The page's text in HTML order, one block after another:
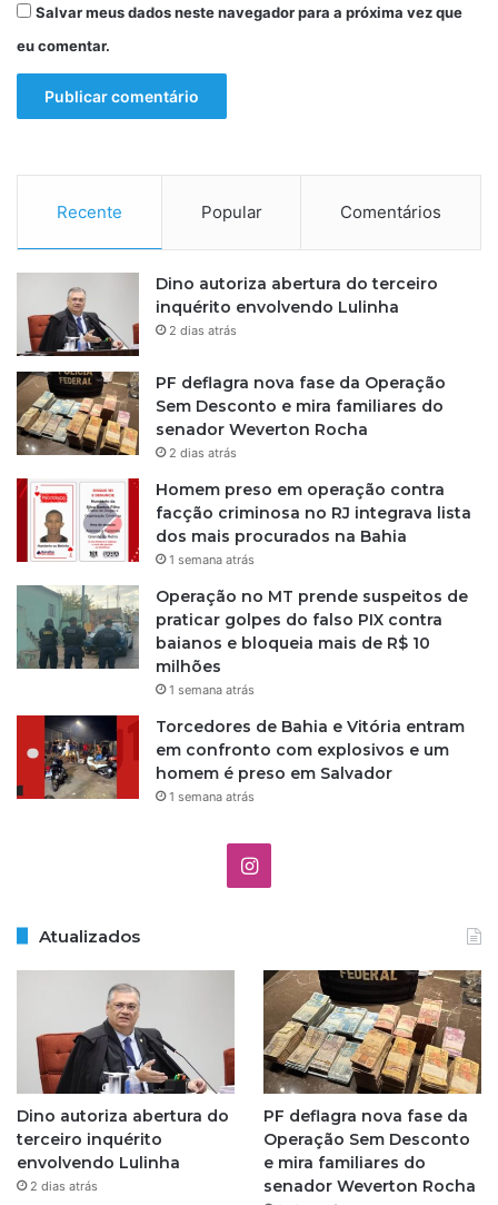
a
i
n
Salvar meus dados neste navegador para a próxima vez que
eu comentar.
Recente Popular Comentários
Dino autoriza abertura do terceiro
inquérito envolvendo Lulinha
2 dias atrás
PF deflagra nova fase da Operação
Sem Desconto e mira familiares do
senador Weverton Rocha
2 dias atrás
Homem preso em operação contra
facção criminosa no RJ integrava lista
dos mais procurados na Bahia
1 semana atrás
Operação no MT prende suspeitos de
praticar golpes do falso PIX contra
baianos e bloqueia mais de R$ 10
milhões
1 semana atrás
Torcedores de Bahia e Vitória entram
em confronto com explosivos e um
homem é preso em Salvador
1 semana atrás
I
t
a
g
r
a
Atualizados
Dino autoriza abertura do
terceiro inquérito
envolvendo Lulinha
2 dias atrás
PF deflagra nova fase da
Operação Sem Desconto
e mira familiares do
senador Weverton Rocha